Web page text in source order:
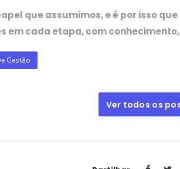
que assumimos, e é por isso
em cada etapa, com
Gestão
Ver todos os